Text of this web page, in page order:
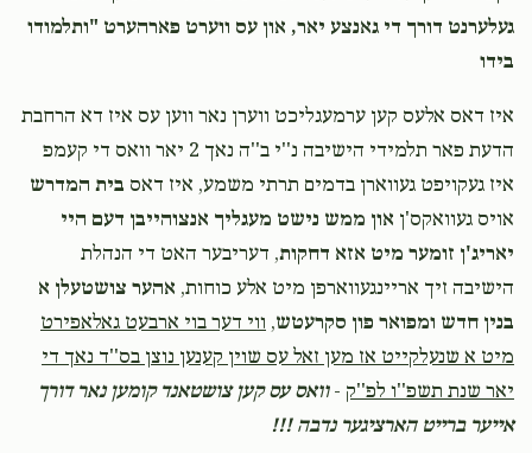
געלערנט דורך די גאנצע יאר, און עס ווערט פארהערט "ותלמודו
בידו
איז דאס אלעס קען ערמעגליכט ווערן נאר ווען עס איז דא הרחבת
הדעת פאר תלמידי הישיבה נ''י ב''ה נאך 2 יאר וואס די קעמפ
איז געקויפט געווארן בדמים תרתי משמע, איז דאס בית המדרש
אויס געוואקס'ן און ממש נישט מעגליך אנצוהייבן דעם היי
יאריג'ן זומער מיט אזא דחקות, דעריבער האט די הנהלת
הישיבה זיך אריינגעווארפן מיט אלע כוחות, אהער צושטעלן א
בנין חדש ומפואר פון סקרעטש, ווי דער בוי ארבעט גאלאפירט
מיט א שנעלקייט אז מען זאל עס שוין קענען נוצן בס''ד נאך די
יאר שנת תשפ''ו לפ''ק -וואס עס קען צושטאנד קומען נאר דורך
אייער ברייט הארציגער נדבה !!!